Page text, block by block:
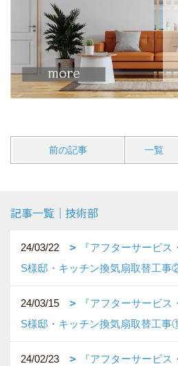
前の記事 一覧
記事一覧｜技術部
24/03/22
『アフターサービ
S様邸・キッチン換気扇取替工事
24/03/15
『アフターサービ
S様邸・キッチン換気扇取替工事
24/02/23
『アフターサービ